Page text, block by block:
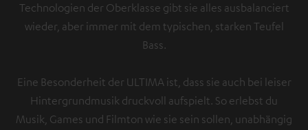
Technologien der Oberklasse gibt sie alles ausbalanciert
wieder, aber immer mit dem typischen, starken Teufel
Bass.
Eine Besonderheit der ULTIMA ist, dass sie auch bei leiser
Hintergrundmusik druckvoll aufspielt. So erlebst du
Musik, Games und Filmton wie sie sein sollen, unabhängig